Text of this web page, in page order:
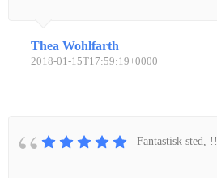
Thea Wohlfarth
2018-01-15T17:59:19+0000
Fantastisk sted, !!